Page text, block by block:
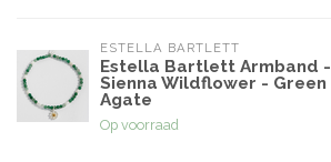
ESTELLA BARTLETT
Estella Bartlett Armband -
Sienna Wildflower - Green
Agate
Op voorraad